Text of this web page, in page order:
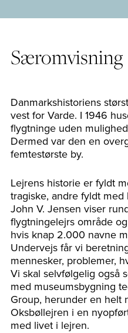
Særomvisning
Danmarkshistoriens
vest for Varde. I 1946
flygtninge uden
Dermed var den en
femtestørste by.
Lejrens historie er fyldt
tragiske, andre fyldt
John V. Jensen viser
flygtningelejrs område
hvis knap 2.000 navne
Undervejs får vi
mennesker, problemer,
Vi skal selvfølgelig også
med museumsbygning
Group, herunder en helt
Oksbøllejren i en
med livet i lejren.